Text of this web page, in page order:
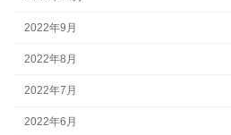
2022年9月
2022年8月
2022年7月
2022年6月